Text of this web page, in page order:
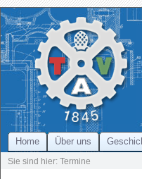
Home Über uns
Sie sind hier: Termine